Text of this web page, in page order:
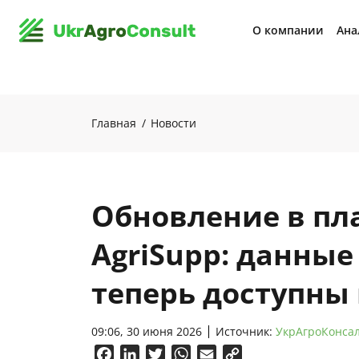
О компании
Главная Новости
Обновление в
AgriSupp: данные
теперь
09:06, 30 июня 2026 Источник:
FacebookLinkedInTwitterWhatsApp
Email